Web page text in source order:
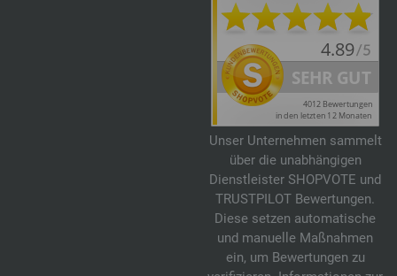
Unser Unternehmen sammelt
über die unabhängigen
Dienstleister SHOPVOTE und
TRUSTPILOT Bewertungen.
Diese setzen automatische
und manuelle Maßnahmen
ein, um Bewertungen zu